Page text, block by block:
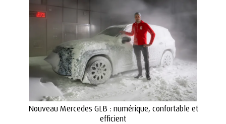
Nouveau Mercedes GLB : numérique, confortable et
efficient